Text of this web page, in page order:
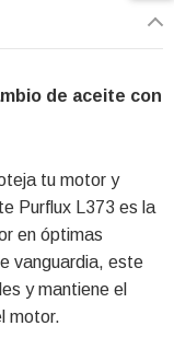
de aceite con
tu motor y
Purflux L373 es la
en óptimas
vanguardia, este
y mantiene el
motor.